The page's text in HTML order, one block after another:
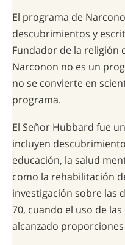
El programa de
descubrimientos y
Fundador de la religión
Narconon no es un
no se convierte en
programa.
El Señor Hubbard fue
incluyen
educación, la salud
como la rehabilitación
investigación sobre las
70, cuando el uso de
alcanzado